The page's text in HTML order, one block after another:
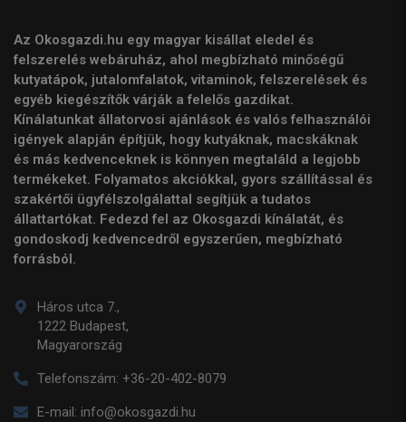
Az Okosgazdi.hu egy magyar kisállat eledel és
felszerelés webáruház, ahol megbízható minőségű
kutyatápok, jutalomfalatok, vitaminok, felszerelések és
egyéb kiegészítők várják a felelős gazdikat.
Kínálatunkat állatorvosi ajánlások és valós felhasználói
igények alapján építjük, hogy kutyáknak, macskáknak
és más kedvenceknek is könnyen megtaláld a legjobb
termékeket. Folyamatos akciókkal, gyors szállítással és
szakértői ügyfélszolgálattal segítjük a tudatos
állattartókat. Fedezd fel az Okosgazdi kínálatát, és
gondoskodj kedvencedről egyszerűen, megbízható
forrásból.
Háros utca 7.,
1222 Budapest,
Magyarország
Telefonszám: +36-20-402-8079
E-mail: info@okosgazdi.hu